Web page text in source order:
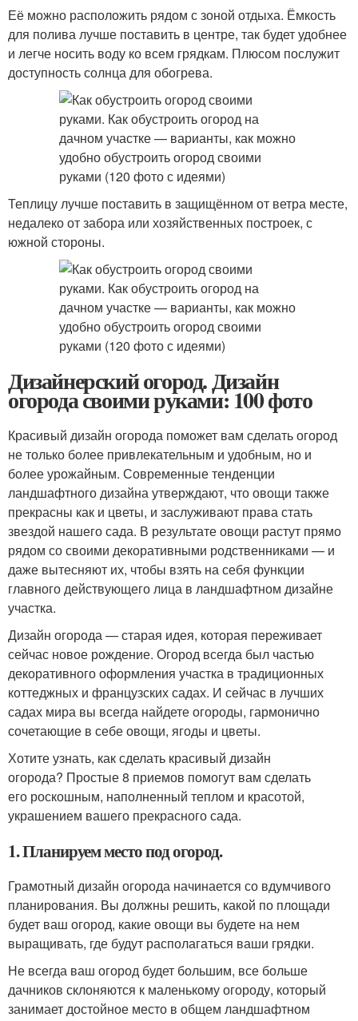
Её можно расположить рядом с зоной отдыха. Ёмкость
для полива лучше поставить в центре, так будет удобнее
и легче носить воду ко всем грядкам. Плюсом послужит
доступность солнца для обогрева.
Теплицу лучше поставить в защищённом от ветра месте,
недалеко от забора или хозяйственных построек, с
южной стороны.
Дизайнерский огород. Дизайн
огорода своими руками: 100 фото
Красивый дизайн огорода поможет вам сделать огород
не только более привлекательным и удобным, но и
более урожайным. Современные тенденции
ландшафтного дизайна утверждают, что овощи также
прекрасны как и цветы, и заслуживают права стать
звездой нашего сада. В результате овощи растут прямо
рядом со своими декоративными родственниками — и
даже вытесняют их, чтобы взять на себя функции
главного действующего лица в ландшафтном дизайне
участка.
Дизайн огорода — старая идея, которая переживает
сейчас новое рождение. Огород всегда был частью
декоративного оформления участка в традиционных
коттеджных и французских садах. И сейчас в лучших
садах мира вы всегда найдете огороды, гармонично
сочетающие в себе овощи, ягоды и цветы.
Хотите узнать, как сделать красивый дизайн
огорода? Простые 8 приемов помогут вам сделать
его роскошным, наполненный теплом и красотой,
украшением вашего прекрасного сада.
1. Планируем место под огород.
Грамотный дизайн огорода начинается со вдумчивого
планирования. Вы должны решить, какой по площади
будет ваш огород, какие овощи вы будете на нем
выращивать, где будут располагаться ваши грядки.
Не всегда ваш огород будет большим, все больше
дачников склоняются к маленькому огороду, который
занимает достойное место в общем ландшафтном